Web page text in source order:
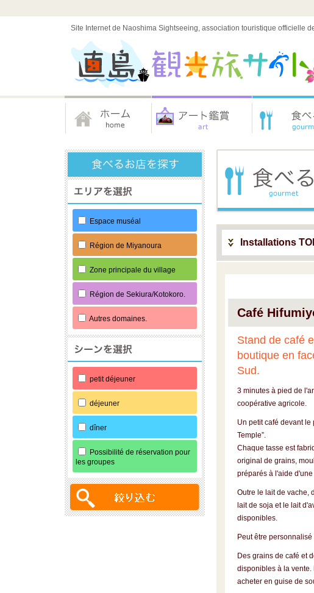
Site Internet de Naoshima Sightseeing, association touristique officielle
Installations
Café
Stand de café
boutique en
Sud.
3 minutes à pied de
coopérative agricole.
Un petit café devant le
Temple”.
Chaque tasse est
original de grains,
préparés à l'aide
Outre le lait de vache,
lait de soja et le lait
disponibles.
Peut être
Des grains de café et
disponibles à la vente.
acheter en guise de
Espace muséal
Région de Miyanoura
Zone principale du village
Région de Sekiura/Kotokoro.
Autres domaines.
petit déjeuner
déjeuner
dîner
Possibilité de réservation pour
les groupes